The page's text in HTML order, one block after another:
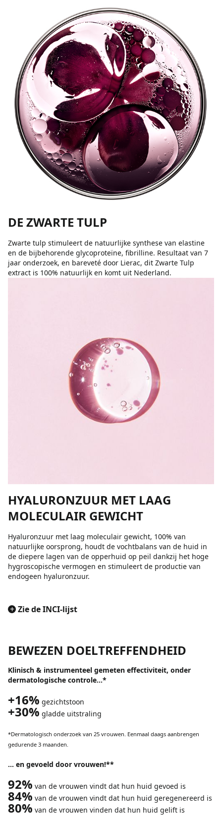
DE ZWARTE TULP
Zwarte tulp stimuleert de natuurlijke synthese van elastine
en de bijbehorende glycoproteïne, fibrilline. Resultaat van 7
jaar onderzoek, en bareveté door Lierac, dit Zwarte Tulp
extract is 100% natuurlijk en komt uit Nederland.
HYALURONZUUR MET LAAG
MOLECULAIR GEWICHT
Hyaluronzuur met laag moleculair gewicht, 100% van
natuurlijke oorsprong, houdt de vochtbalans van de huid in
de diepere lagen van de opperhuid op peil dankzij het hoge
hygroscopische vermogen en stimuleert de productie van
endogeen hyaluronzuur.
+ Zie de INCI-lijst
BEWEZEN DOELTREFFENDHEID
Klinisch & instrumenteel gemeten effectiviteit, onder
dermatologische controle...*
+16% gezichtstoon
+30% gladde uitstraling
*Dermatologisch onderzoek van 25 vrouwen. Eenmaal daags aanbrengen
gedurende 3 maanden.
... en gevoeld door vrouwen!**
92% van de vrouwen vindt dat hun huid gevoed is
84% van de vrouwen vindt dat hun huid geregenereerd is
80% van de vrouwen vinden dat hun huid gelift is